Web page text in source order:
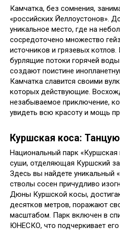
Камчатка, без сомнения,
«российских Йеллоустонов».
уникальное место, где на
сосредоточено множество
источников и грязевых
бурлящие потоки горячей
создают поистине
Камчатка славится своими
которых действующие.
незабываемое приключение,
увидеть всю красоту и мощь
Куршская коса:
Национальный парк «Куршская
суши, отделяющая Куршский
Здесь вы найдете уникальный
стволы сосен причудливо
Дюны Куршской косы,
десятков метров, поражают
масштабом. Парк включен в
ЮНЕСКО, что подчеркивает